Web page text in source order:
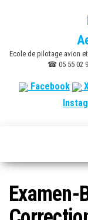
content
Ecole de pilotage avion
☎ 05 55 02
Facebook
Examen-